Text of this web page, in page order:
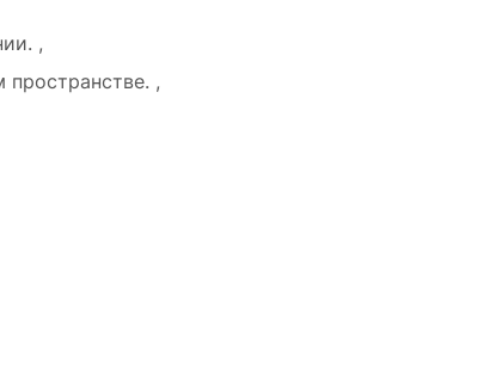
,
,